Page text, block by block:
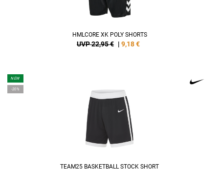
HMLCORE XK POLY SHORTS
UVP 22,95 € | 9,18€
NEW
-20%
TEAM25 BASKETBALL STOCK SHORT